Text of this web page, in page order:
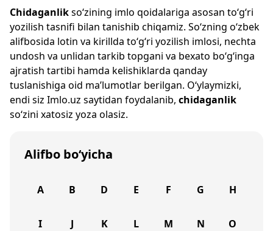
Chidaganlikso‘zining imlo qoidalariga asosan to‘g‘ri
yozilish tasnifi bilan tanishib chiqamiz. So‘zning o‘zbek
alifbosida lotin va kirillda to‘g‘ri yozilish imlosi, nechta
undosh va unlidan tarkib topgani va bexato bo‘g‘inga
ajratish tartibi hamda kelishiklarda qanday
tuslanishiga oid ma’lumotlar berilgan. O‘ylaymizki,
endi siz Imlo.uz saytidan foydalanib, chidaganlik
so‘zini xatosiz yoza olasiz.
Alifbo bo‘yicha
A B D E F G H
I J K L M N O